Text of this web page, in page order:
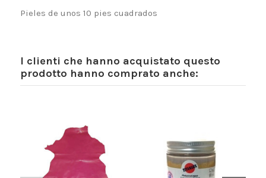
Pieles de unos 10 pies cuadrados
I clienti che hanno acquistato questo
prodotto hanno comprato anche: